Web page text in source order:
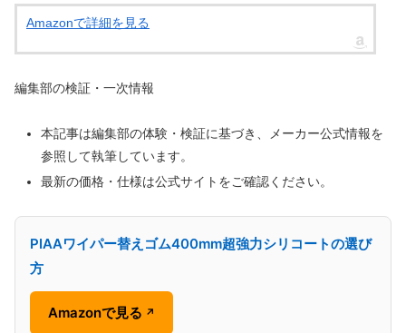
Amazonで詳細を見る
編集部の検証・一次情報
本記事は編集部の体験・検証に基づき、メーカー公式情報を
参照して執筆しています。
最新の価格・仕様は公式サイトをご確認ください。
PIAAワイパー替えゴム400mm超強力シリコートの選び
方
Amazonで見る ↗